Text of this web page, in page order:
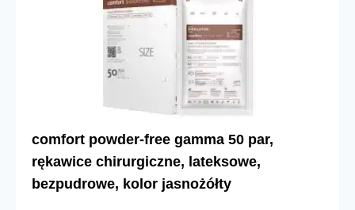
comfort powder-free gamma 50 par,
rękawice chirurgiczne, lateksowe,
bezpudrowe, kolor jasnożółty